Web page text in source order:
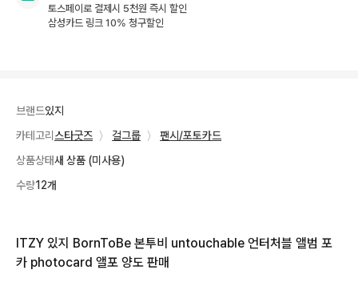
토스페이로 결제시 5천원 즉시 할인
삼성카드 링크 10% 청구할인
브랜드있지
카테고리 스타굿즈 〉 걸그룹 〉
팬시/포토카드
상품상태새 상품 (미사용)
수량12개
ITZY 있지 BornToBe 본투비 untouchable 언터처블 앨범 포
카 photocard 앨포 양도 판매